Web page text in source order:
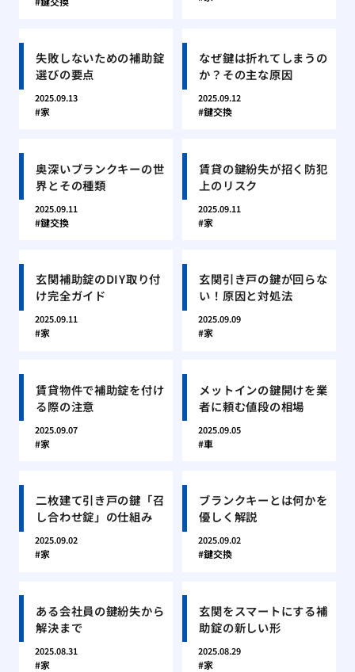
失敗しないための補助錠
選びの要点
2025.09.13
家
なぜ鍵は折れてしまうの
か？その主な原因
2025.09.12
鍵交換
奥深いブランクキーの世
界とその種類
2025.09.11
鍵交換
賃貸の鍵紛失が招く防犯
上のリスク
2025.09.11
家
玄関補助錠のDIY取り付
け完全ガイド
2025.09.11
家
玄関引き戸の鍵が回らな
い！原因と対処法
2025.09.09
家
賃貸物件で補助錠を付け
る際の注意
2025.09.07
家
メットインの鍵開けを業
者に頼む値段の相場
2025.09.05
車
二枚建て引き戸の鍵「召
し合わせ錠」の仕組み
2025.09.02
家
ブランクキーとは何かを
優しく解説
2025.09.02
鍵交換
ある会社員の鍵紛失から
解決まで
2025.08.31
家
玄関をスマートにする補
助錠の新しい形
2025.08.29
家